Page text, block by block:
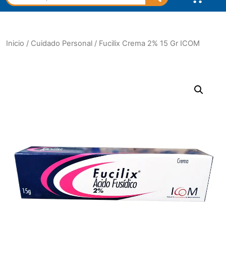
Inicio / Cuidado Personal / Fucilix Crema 2% 15 Gr ICOM